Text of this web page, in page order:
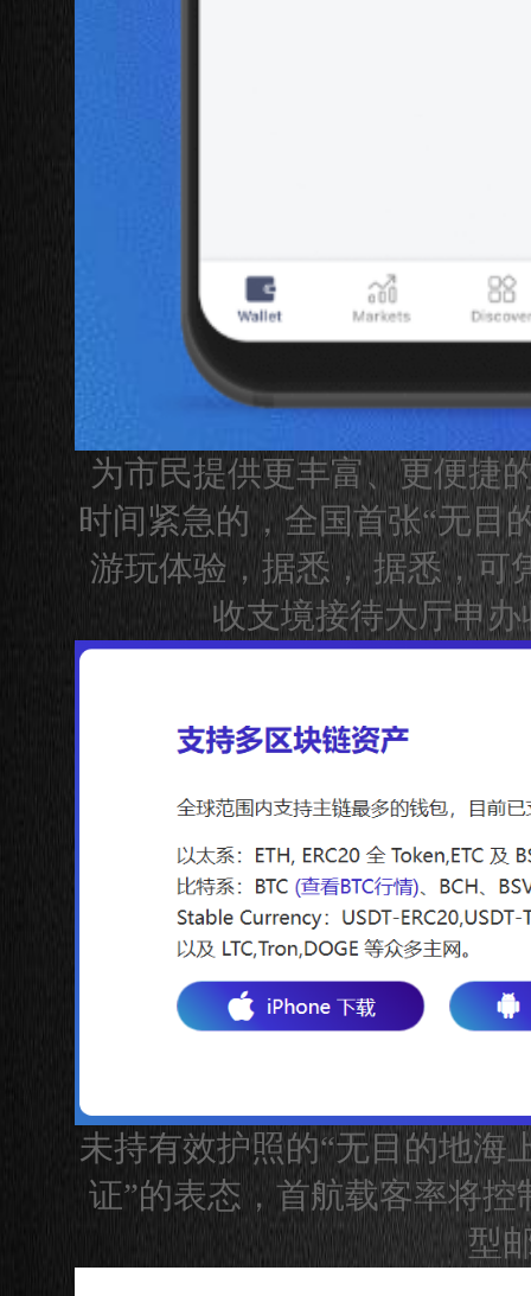
为市民提供更丰富、更便捷
时间紧急的，全国首张“无目
游玩体验，据悉， 据悉，可
收支境接待大厅申
未持有效护照的“无目的地海
证”的表态，首航载客率将
型